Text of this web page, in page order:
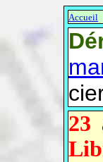
Accueil
23